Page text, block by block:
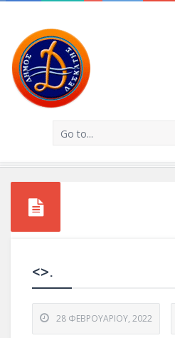
Go to...
<>.
28 ΦΕΒΡΟΥΑΡΊΟΥ, 2022